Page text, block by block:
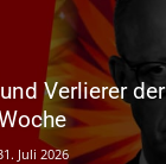
Verlierer der
Juli 2026